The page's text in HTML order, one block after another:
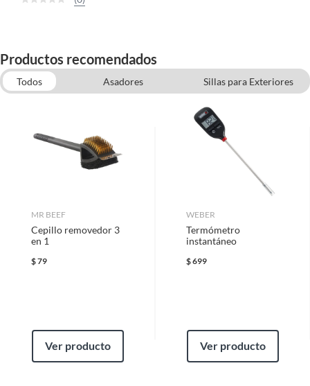
Productos recomendados
Todos Asadores
Sillas para Exteriores
Sombrillas para jardín
Columpio para jardines
MR BEEF
Cepillo removedor 3
en 1
$79
Ver producto
WEBER
Termómetro
instantáneo
$699
Ver producto